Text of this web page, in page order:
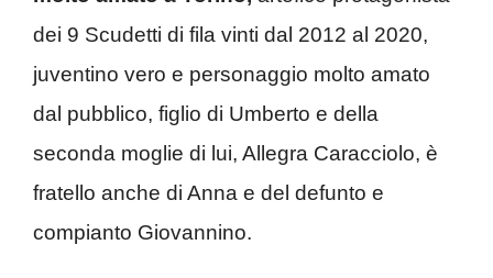
dei 9 Scudetti di fila vinti dal 2012 al 2020,
juventino vero e personaggio molto amato
dal pubblico, figlio di Umberto e della
seconda moglie di lui, Allegra Caracciolo, è
fratello anche di Anna e del defunto e
compianto Giovannino.